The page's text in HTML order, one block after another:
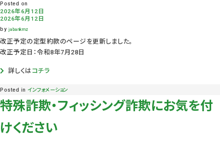
Posted on
2026年6月12日
2026年6月12日
by jabankmz
改正予定の定型約款のページを更新しました。
改正予定日：令和8年7月28日
詳しくは コチラ
Posted inインフォメーション
特殊詐欺・フィッシング詐欺にお気を付
けください